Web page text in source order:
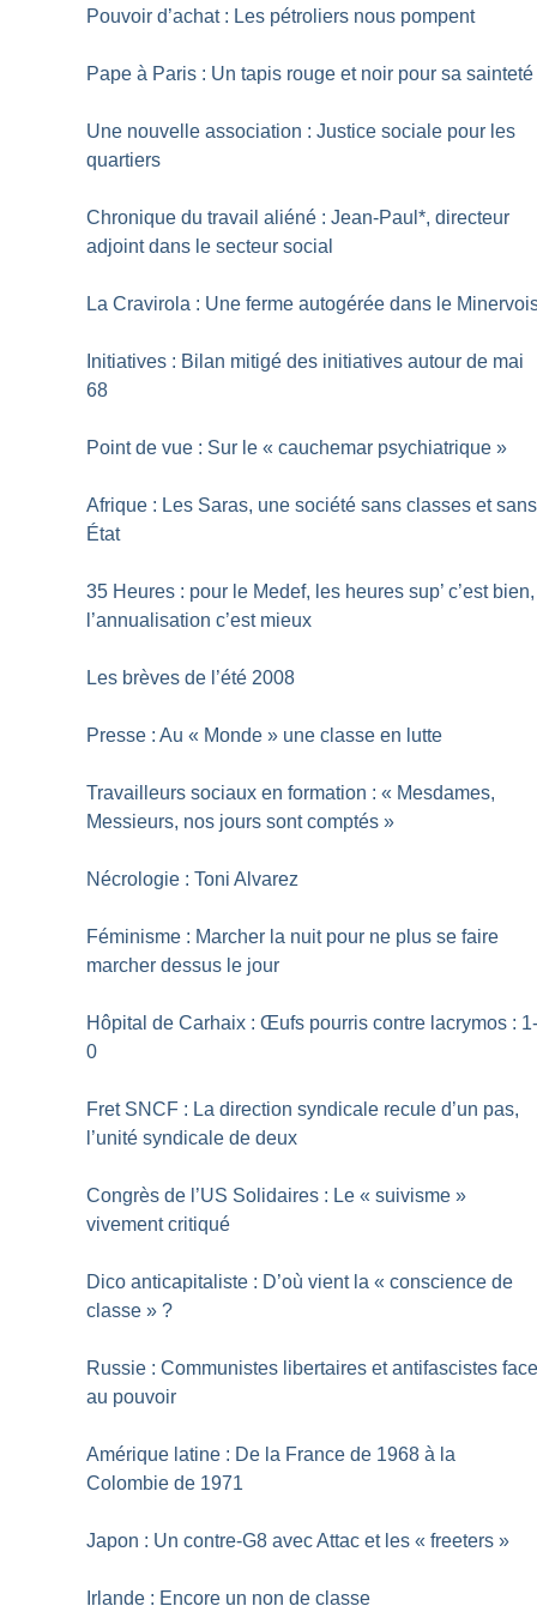
Pouvoir d’achat : Les pétroliers nous pompent
Pape à Paris : Un tapis rouge et noir pour sa sainteté
Une nouvelle association : Justice sociale pour les
quartiers
Chronique du travail aliéné : Jean-Paul*, directeur
adjoint dans le secteur social
La Cravirola : Une ferme autogérée dans le
Initiatives : Bilan mitigé des initiatives autour de mai
68
Point de vue : Sur le « cauchemar psychiatrique »
Afrique : Les Saras, une société sans classes et sans
État
35 Heures : pour le Medef, les heures sup’ c’est bien,
l’annualisation c’est mieux
Les brèves de l’été 2008
Presse : Au « Monde » une classe en lutte
Travailleurs sociaux en formation : « Mesdames,
Messieurs, nos jours sont comptés »
Nécrologie : Toni Alvarez
Féminisme : Marcher la nuit pour ne plus se faire
marcher dessus le jour
Hôpital de Carhaix : Œufs pourris contre lacrymos :
0
Fret SNCF : La direction syndicale recule d’un pas,
l’unité syndicale de deux
Congrès de l’US Solidaires : Le « suivisme »
vivement critiqué
Dico anticapitaliste : D’où vient la « conscience de
classe » ?
Russie : Communistes libertaires et antifascistes
au pouvoir
Amérique latine : De la France de 1968 à la
Colombie de 1971
Japon : Un contre-G8 avec Attac et les « freeters »
Irlande : Encore un non de classe